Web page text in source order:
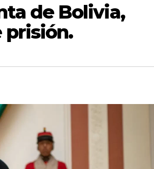
de Bolivia,
prisión.